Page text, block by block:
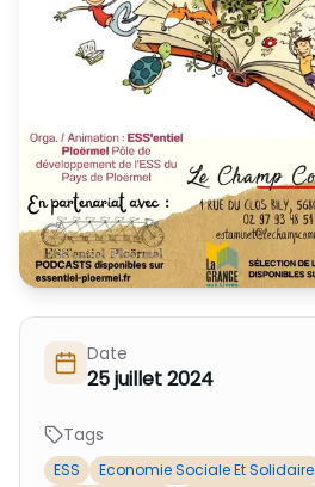
J'adhère
Je fais un don
Nous Contacter
La newsletter
Date
25 juillet 2024
Tags
ESS Economie Sociale Et Solidaire